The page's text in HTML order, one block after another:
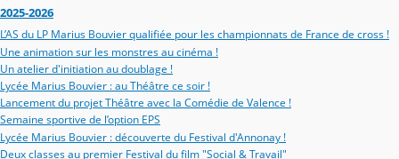
2025-2026
L’AS du LP Marius Bouvier qualifiée pour les championnats de France de cross !
Une animation sur les monstres au cinéma !
Un atelier d'initiation au doublage !
Lycée Marius Bouvier : au Théâtre ce soir !
Lancement du projet Théâtre avec la Comédie de Valence !
Semaine sportive de l’option EPS
Lycée Marius Bouvier : découverte du Festival d'Annonay !
Deux classes au premier Festival du film "Social & Travail"